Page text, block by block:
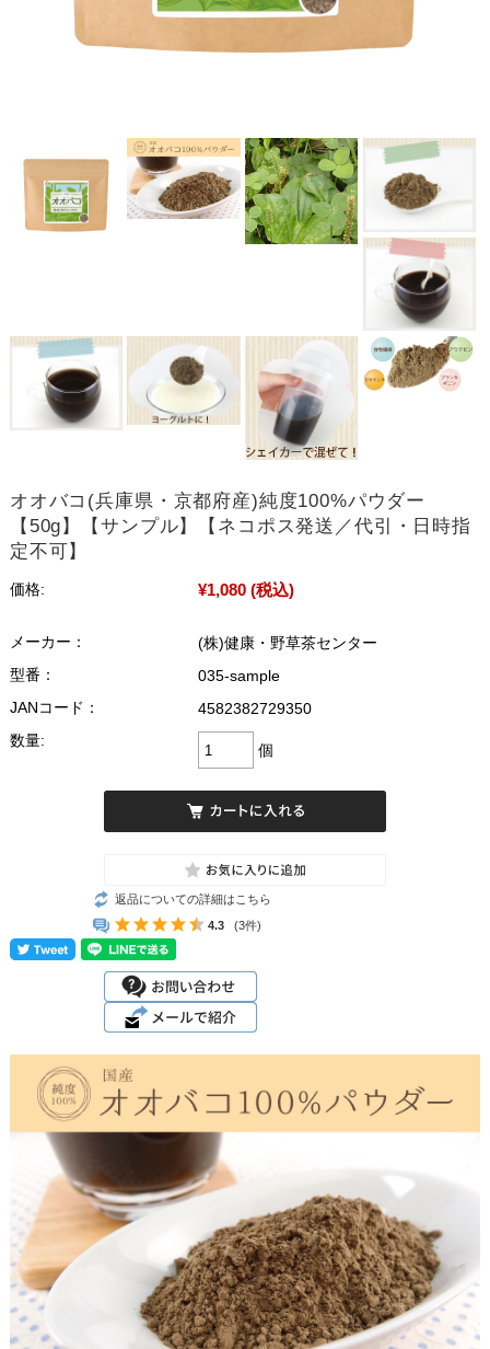
オオバコ(兵庫県・京都府産)純度100%パウダー
【50g】【サンプル】【ネコポス発送／代引・日時指
定不可】
価格: ¥1,080 (税込)
メーカー：
(株)健康・野草茶センター
型番：
035-sample
JANコード：
4582382729350
数量:
個
返品についての詳細はこちら
4.3
(3件)